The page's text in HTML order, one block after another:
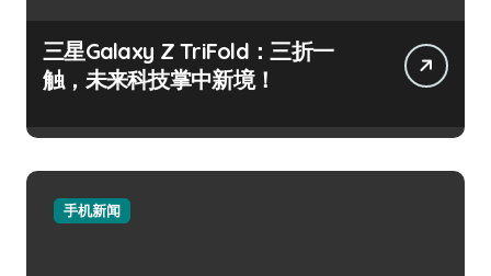
三星Galaxy Z TriFold：三折一
触，未来科技掌中新境！
手机新闻